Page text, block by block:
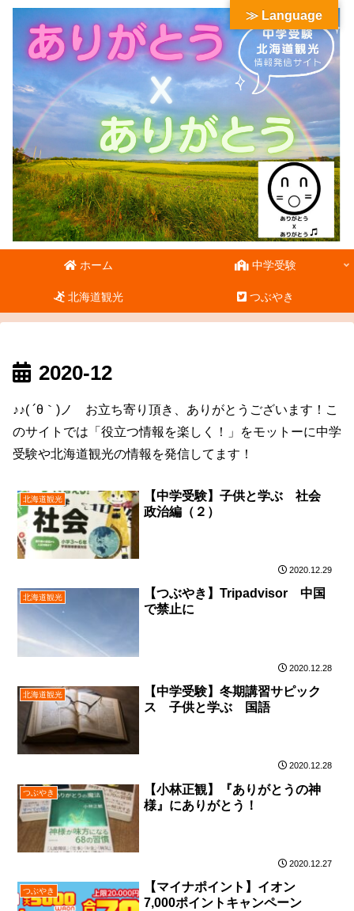
ホーム 中学受験
北海道観光 つぶやき
2020-12
♪♪( ´θ｀)ノ お立ち寄り頂き、ありがとうございます！こ
のサイトでは「役立つ情報を楽しく！」をモットーに中学
受験や北海道観光の情報を発信してます！
北海道観光
【中学受験】子供と学ぶ 社会
政治編（２）
2020.12.29
北海道観光
【つぶやき】Tripadvisor 中国
で禁止に
2020.12.28
北海道観光
【中学受験】冬期講習サピック
ス 子供と学ぶ 国語
2020.12.28
つぶやき
【小林正観】『ありがとうの神
様』にありがとう！
2020.12.27
つぶやき
【マイナポイント】イオン
7,000ポイントキャンペーン
≫ Language